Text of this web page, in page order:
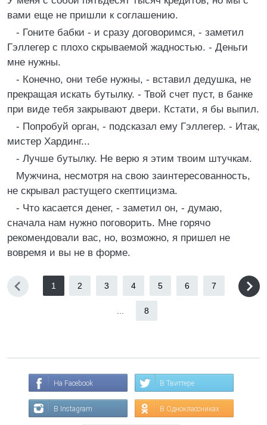
вами еще не пришли к соглашению.
- Гоните бабки - и сразу договоримся, - заметил
Гэллегер с плохо скрываемой жадностью. - Деньги
мне нужны.
- Конечно, они тебе нужны, - вставил дедушка, не
прекращая искать бутылку. - Твой счет пуст, в банке
при виде тебя закрывают двери. Кстати, я бы выпил.
- Попробуй орган, - подсказал ему Гэллегер. - Итак,
мистер Хардинг...
- Лучше бутылку. Не верю я этим твоим штучкам.
Мужчина, несмотря на свою заинтересованность,
не скрывал растущего скептицизма.
- Что касается денег, - заметил он, - думаю,
сначала нам нужно поговорить. Мне горячо
рекомендовали вас, но, возможно, я пришел не
вовремя и вы не в форме.
1 2 3 4 5 6 7
8
На Facebook В Твиттере
В Instagram В Одноклассниках